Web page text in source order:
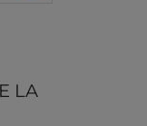
LA